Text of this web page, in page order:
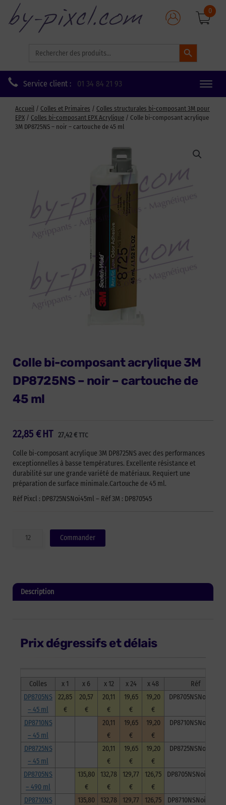
for:
Search Button
0
Service client : 01 34 84 21 93
Toggle
Accueil / Colles et Primaires / Colles structurales bi-composant 3M pour
EPX / Colles bi-composant EPX Acrylique / Colle bi-composant acrylique
3M DP8725NS – noir – cartouche de 45 ml
Colle bi-composant acrylique 3M
DP8725NS – noir – cartouche de
45 ml
22,85 € 27,42€ TTC
HT
Colle bi-composant acrylique 3M DP8725NS avec des performances
exceptionnelles à basse températures. Excellente résistance et
durabilité sur une grande variété de matériaux. Requiert une
préparation de surface minimale.Cartouche de 45 ml.
Réf Pixcl : DP8725NSNoi45ml – Réf 3M : DP870545
quantité
acrylique
cartouche
Commander
Description
Prix dégressifs et délais
Colles x 1 x 6 x 12 x 24 x 48
Réf
DP8705NS
– 45 ml
22,85
€
20,57
€
20,11
€
19,65
€
19,20
€
DP8705NSNoi45ml
DP8710NS
– 45 ml
20,11
€
19,65
€
19,20
€
DP8710NSNoi45ml
DP8725NS
– 45 ml
20,11
€
19,65
€
19,20
€
DP8725NSNoi45ml
DP8705NS
– 490 ml
135,80
€
132,78
€
129,77
€
126,75
€
DP8705NSNoi490ml
DP8710NS
135,80
132,78
129,77
126,75
DP8710NSNoi490ml